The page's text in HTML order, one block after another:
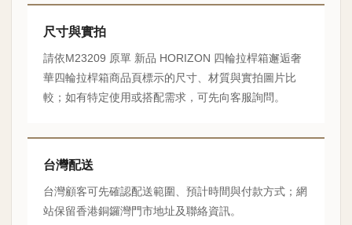
尺寸與實拍
請依M23209 原單 新品 HORIZON 四輪拉桿箱邂逅奢
華四輪拉桿箱商品頁標示的尺寸、材質與實拍圖片比
較；如有特定使用或搭配需求，可先向客服詢問。
台灣配送
台灣顧客可先確認配送範圍、預計時間與付款方式；網
站保留香港銅鑼灣門市地址及聯絡資訊。